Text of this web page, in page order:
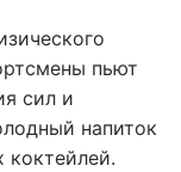
пьют
сил и
напиток
коктейлей.